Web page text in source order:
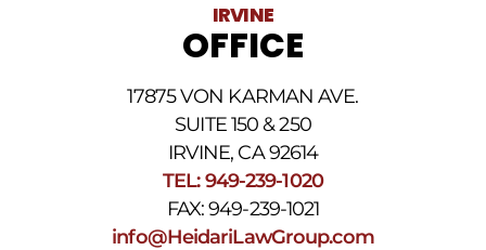
IRVINE
OFFICE
17875 VON KARMAN AVE.
SUITE 150 & 250
IRVINE, CA 92614
TEL: 949-239-1020
FAX: 949-239-1021
info@HeidariLawGroup.com